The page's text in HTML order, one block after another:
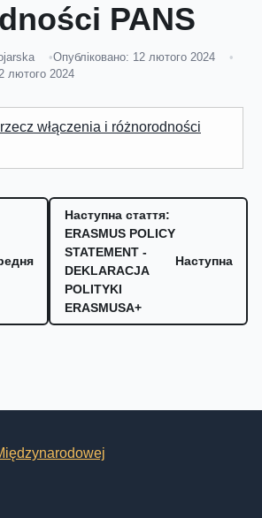
PANS
Опубліковано: 12 лютого 2024
лютого 2024
włączenia i różnorodności
Наступна стаття:
ERASMUS POLICY
STATEMENT -
DEKLARACJA
POLITYKI
ERASMUSA+
Наступна